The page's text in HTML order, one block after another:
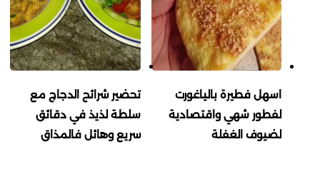
اسهل فطيرة بالياغورت
لفطور شهي واقتصادية
لضيوف الغفلة
تحضير شرائح الدجاج مع
سلطة لذيذ في دقائق
سريع وهائل فالمذاق